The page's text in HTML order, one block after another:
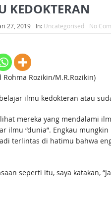
KEDOKTERAN
27, 2019 In: Uncategorised No
Rohma Rozikin/M.R.Rozikin)
ilmu kedokteran atau
mereka yang mendalami
ilmu “dunia”. Engkau
terlintas di hatimu bahwa
seperti itu, saya katakan,